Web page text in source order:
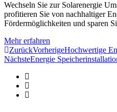
Wechseln Sie zur Solarenergie
profitieren Sie von nachhaltiger
Fördermöglichkeiten und sparen
Mehr erfahren
ZurückVorherigeHochwertige
NächsteEnergie